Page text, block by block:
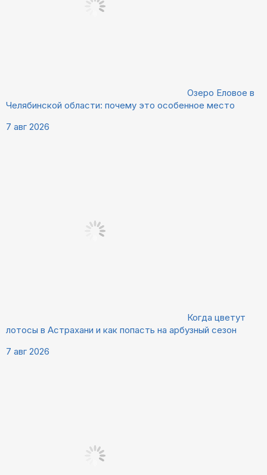
Озеро Еловое в
Челябинской области: почему это особенное место
7 авг 2026
Когда цветут
лотосы в Астрахани и как попасть на арбузный сезон
7 авг 2026